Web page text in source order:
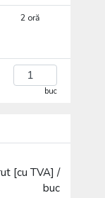
2 oră
buc
[cu TVA] /
buc